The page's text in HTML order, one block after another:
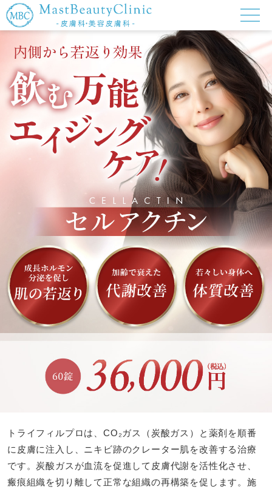
トライフィルプロは、CO₂ガス（炭酸ガス）と薬剤を順番
に皮膚に注入し、ニキビ跡のクレーター肌を改善する治療
です。炭酸ガスが血流を促進して皮膚代謝を活性化させ、
瘢痕組織を切り離して正常な組織の再構築を促します。施